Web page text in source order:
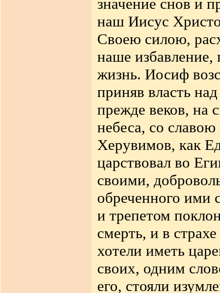
значение снов и
наш Иисус
Своею силою,
наше избавление,
жизнь. Иосиф
приняв власть
прежде веков, на
небеса, со
Херувимов, как
царствовал во
своими,
обреченного ими
и трепетом
смерть, и в
хотели иметь
своих, одним
его, стояли